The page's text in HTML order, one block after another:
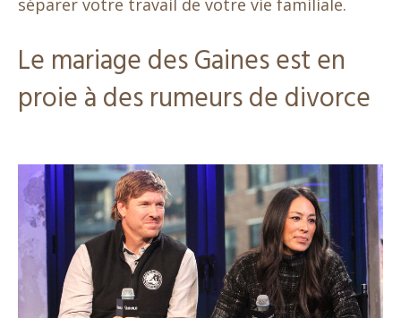
séparer votre travail de votre vie familiale.
Le mariage des Gaines est en
proie à des rumeurs de divorce